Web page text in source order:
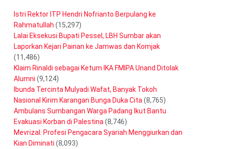
Istri Rektor ITP Hendri Nofrianto Berpulang ke
Rahmatullah (15,297)
Lalai Eksekusi Bupati Pessel, LBH Sumbar akan
Laporkan Kejari Painan ke Jamwas dan Komjak
(11,486)
Klaim Rinaldi sebagai Ketum IKA FMIPA Unand Ditolak
Alumni (9,124)
Ibunda Tercinta Mulyadi Wafat, Banyak Tokoh
Nasional Kirim Karangan Bunga Duka Cita (8,765)
Ambulans Sumbangan Warga Padang Ikut Bantu
Evakuasi Korban di Palestina (8,746)
Mevrizal: Profesi Pengacara Syariah Menggiurkan dan
Kian Diminati (8,093)